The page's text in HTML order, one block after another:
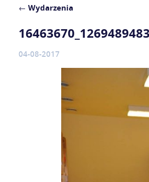
← Wydarzenia
04-08-2017